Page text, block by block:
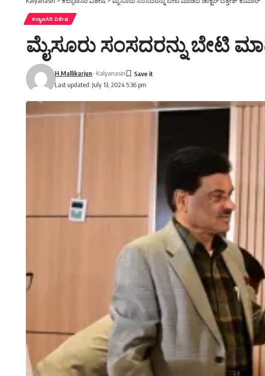
ಕಲ್ಯಾಣಸಿರಿ ವಿಶೇಷ
ಮೈಸೂರು ಸಂಸದರನ್ನು ಬೇಟಿ
Last updated: July 13, 2024 5:36 pm
H.Mallikarjun- Kalyanasiri